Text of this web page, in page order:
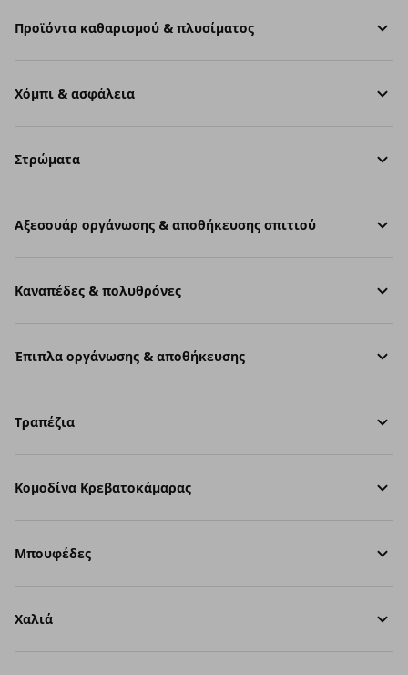
Προϊόντα καθαρισμού & πλυσίματος
Χόμπι & ασφάλεια
Στρώματα
Aξεσουάρ οργάνωσης & αποθήκευσης σπιτιού
Καναπέδες & πολυθρόνες
Έπιπλα οργάνωσης & αποθήκευσης
Τραπέζια
Κομοδίνα Κρεβατοκάμαρας
Μπουφέδες
Χαλιά